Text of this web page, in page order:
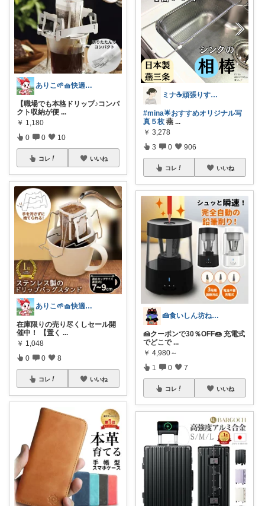
ありこ🌱🧺快適な暮らし雑貨🌻
【職場でも本格ドリップ♪コンパ
クト収納が便 ...
￥ 1,180
0 0 10
コレ いいね
ありこ🌱🧺快適な暮らし雑貨🌻
在庫限りの売り尽くしセール開
催中！ 【置く ...
￥ 1,048
0 0 8
コレ いいね
ミナ☕️頑張りすぎない暮らし🏠
#mina🌟おすすめオリジナル写
真５枚 燕 ...
￥ 3,278
3 0 906
コレ いいね
🍰食いしん坊ねっこ🍩毎日タロット占い
🍰クーポンで30％OFF🍩 充電式
でどこで ...
￥ 4,980～
1 0 7
コレ いいね